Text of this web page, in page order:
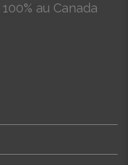
au Canada